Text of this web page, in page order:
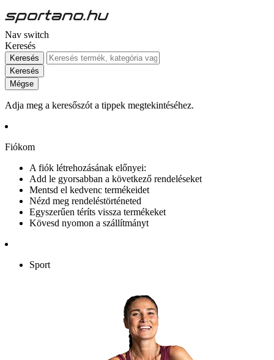
Nav switch
Keresés
Keresés
Keresés
Mégse
Adja meg a keresőszót a tippek megtekintéséhez.
Fiókom
A fiók létrehozásának előnyei:
Add le gyorsabban a következő rendeléseket
Mentsd el kedvenc termékeidet
Nézd meg rendeléstörténeted
Egyszerűen téríts vissza termékeket
Kövesd nyomon a szállítmányt
Sport